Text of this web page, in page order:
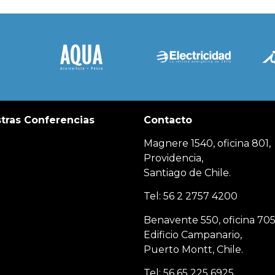
Conferencias Contacto
Magnere 1540, oficina 801,
Providencia,
Santiago de Chile.
Tel: 56 2 2757 4200
Benavente 550, oficina
Edificio Campanario,
Puerto Montt, Chile.